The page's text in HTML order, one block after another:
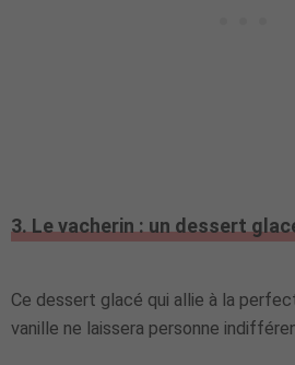
3. Le vacherin : un dessert
Ce dessert glacé qui allie à la
vanille ne laissera personne